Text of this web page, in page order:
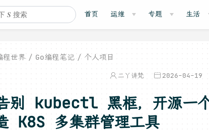
首页 运维 专题 生活
程世界 Go编程笔记 个人项目
二丫讲梵 2026-04-19
别 kubectl 黑框，开源一
K8S 多集群管理工具